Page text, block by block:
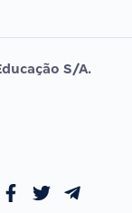
ORDEM
S/A.